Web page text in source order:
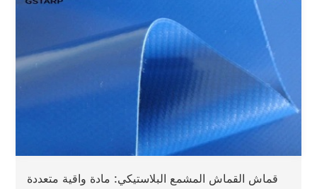
قماش القماش المشمع البلاستيكي: مادة واقية متعددة